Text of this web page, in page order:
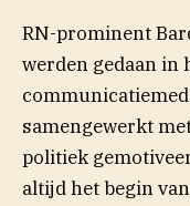
RN-prominent
werden gedaan in
samengewerkt
politiek
altijd het begin